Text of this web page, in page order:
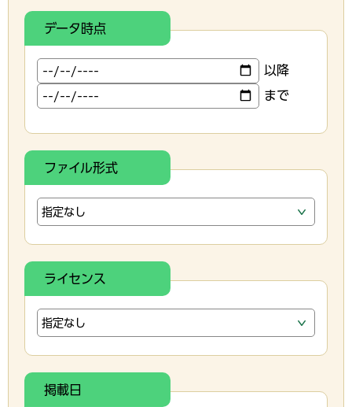
データ時点
以降
まで
ファイル形式
ライセンス
掲載日